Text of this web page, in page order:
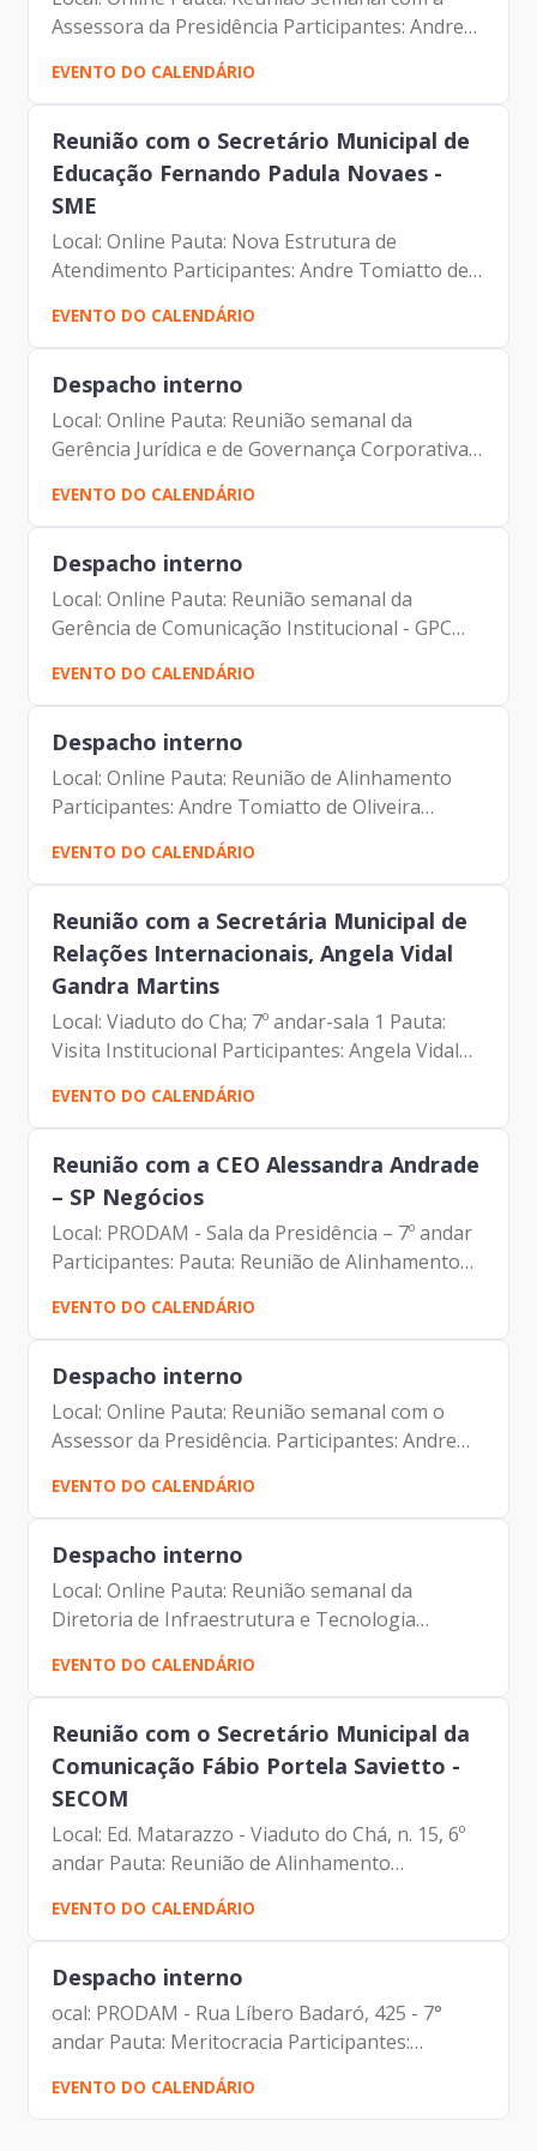
Assessora da Presidência Participantes: Andre
Tomiatto de Oliveira (Assessor da Presidência
da Prodam) Francisco de Padovan Forbes (
Presidente da...
EVENTO DO CALENDÁRIO
Reunião com o Secretário Municipal de
Educação Fernando Padula Novaes -
SME
Local: Online Pauta: Nova Estrutura de
Atendimento Participantes: Andre Tomiatto de
Oliveira (Assessor da Presidência da Prodam)
Francisco de Padovan Forbes (Presidente da
Prodam) Fernando Padula...
EVENTO DO CALENDÁRIO
Despacho interno
Local: Online Pauta: Reunião semanal da
Gerência Jurídica e de Governança Corporativa -
(Assessor da Presidência da Prodam) Francisco
de Padovan...
EVENTO DO CALENDÁRIO
Despacho interno
Local: Online Pauta: Reunião semanal da
Gerência de Comunicação Institucional - GPC
Participantes: Andre Tomiatto de Oliveira
(Assessor da Presidência da Prodam) Francisco
de Padovan Forbes (...
EVENTO DO CALENDÁRIO
Despacho interno
Local: Online Pauta: Reunião de Alinhamento
Participantes: Andre Tomiatto de Oliveira
(Assessor da Presidência da Prodam) Francisco
de Padovan Forbes ( Presidente da Prodam)
Eduardo Amaro Bueno...
EVENTO DO CALENDÁRIO
Reunião com a Secretária Municipal de
Relações Internacionais, Angela Vidal
Gandra Martins
Local: Viaduto do Cha; 7º andar-sala 1 Pauta:
Visita Institucional Participantes: Angela Vidal
Gandra Martins (Secretária SMRI) Francisco de
Padovan Forbes ( Presidente da Prodam) Elias
Fares...
EVENTO DO CALENDÁRIO
Reunião com a CEO Alessandra Andrade
– SP Negócios
Local: PRODAM - Sala da Presidência – 7º andar
Participantes: Pauta: Reunião de Alinhamento
Alessandra Andrade (CEO da SP Negócios)
Andre Tomiatto de Oliveira (Assessor da
Presidência da Prodam)...
EVENTO DO CALENDÁRIO
Despacho interno
Local: Online Pauta: Reunião semanal com o
Assessor da Presidência. Participantes: Andre
Tomiatto de Oliveira (Assessor da Presidência
da Prodam) Francisco de Padovan Forbes (
Presidente da...
EVENTO DO CALENDÁRIO
Despacho interno
Local: Online Pauta: Reunião semanal da
Diretoria de Infraestrutura e Tecnologia
Participantes: Francisco de Padovan Forbes (
Presidente da Prodam) Mateus Dias Marçal
(Diretor de Infraestrutura e...
EVENTO DO CALENDÁRIO
Reunião com o Secretário Municipal da
Comunicação Fábio Portela Savietto -
SECOM
Local: Ed. Matarazzo - Viaduto do Chá, n. 15, 6º
andar Pauta: Reunião de Alinhamento
Participantes: André Tomiatto de Oliveira
(Assessor da Presidência da Prodam) Fábio
Portela Savietto...
EVENTO DO CALENDÁRIO
Despacho interno
ocal: PRODAM - Rua Líbero Badaró, 425 - 7°
andar Pauta: Meritocracia Participantes:
Fabiana Silva Brito (Gerente substituta de
Gestão e Desenvolvimento de Pessoas da
EVENTO DO CALENDÁRIO